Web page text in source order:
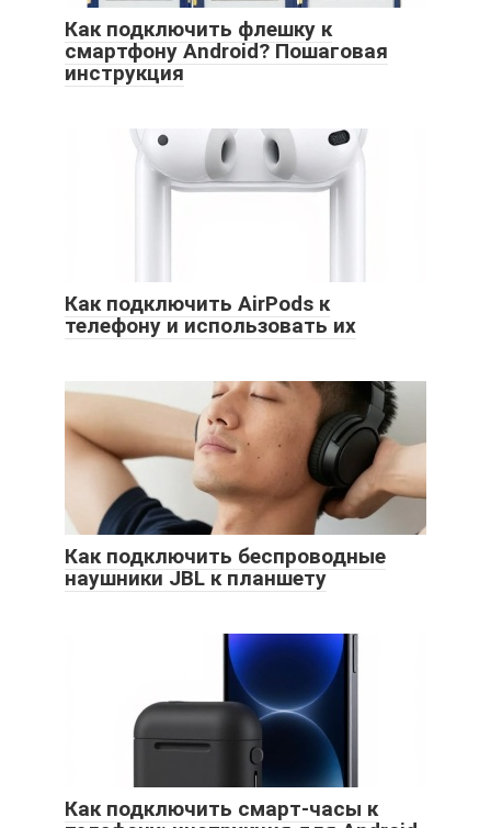
Как подключить флешку к
смартфону Android? Пошаговая
инструкция
Как подключить AirPods к
телефону и использовать их
Как подключить беспроводные
наушники JBL к планшету
Как подключить смарт-часы к